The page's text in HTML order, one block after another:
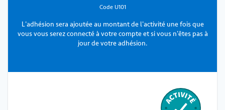
Code U101
L'adhésion sera ajoutée au montant de l'activité une fois que
vous vous serez connecté à votre compte et si vous n'êtes pas à
jour de votre adhésion.